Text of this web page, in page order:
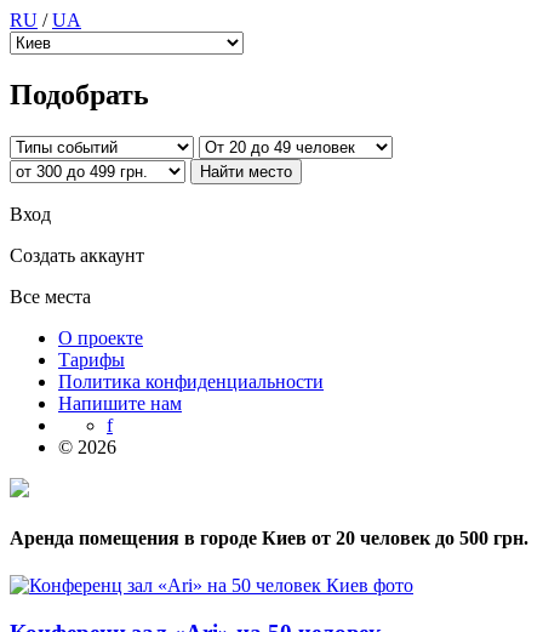
RU /UA
Подобрать
Вход
Создать аккаунт
Все места
О проекте
Тарифы
Политика конфиденциальности
Напишите нам
f
© 2026
Аренда помещения в городе Киев от 20 человек до 500 грн.